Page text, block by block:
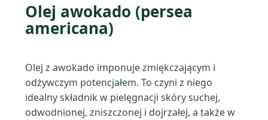
Olej awokado (persea
americana)
Olej z awokado imponuje zmiękczającym i
odżywczym potencjałem. To czyni z niego
idealny składnik w pielęgnacji skóry suchej,
odwodnionej, zniszczonej i dojrzałej, a także w